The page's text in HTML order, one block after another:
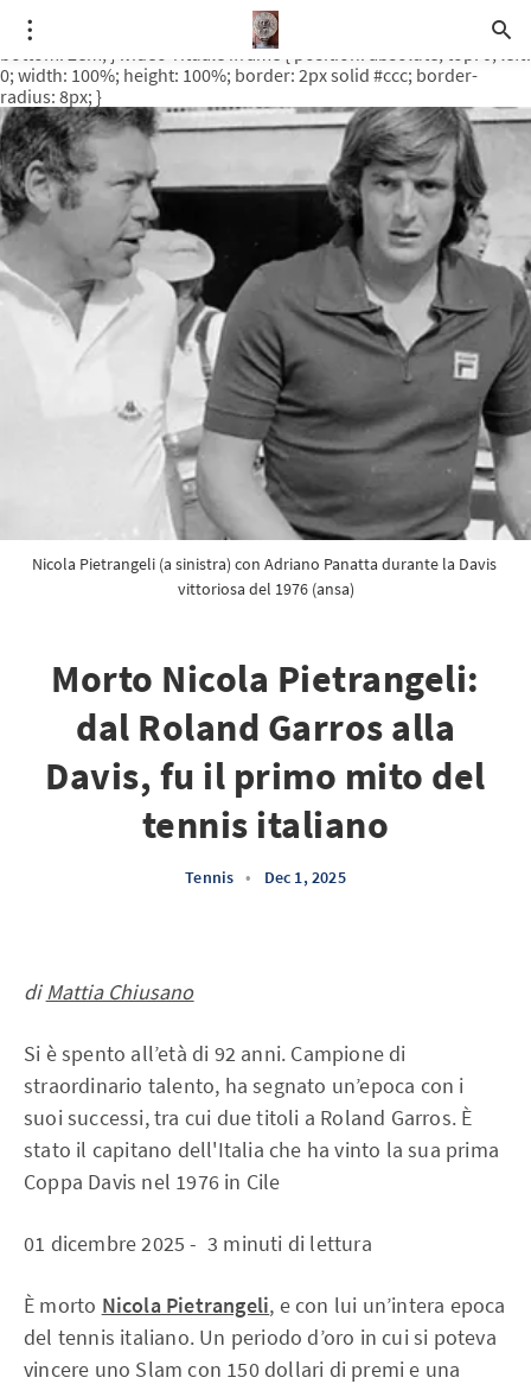
.video-rituale { position: relative; padding-bottom: 56.25%; /* 16:9
ratio */ height: 0; overflow: hidden; margin-top: 3em; margin-
bottom: 2em; } .video-rituale iframe { position: absolute; top: 0; left:
0; width: 100%; height: 100%; border: 2px solid #ccc; border-
radius: 8px; }
Nicola Pietrangeli (a sinistra) con Adriano Panatta durante la Davis
vittoriosa del 1976 (ansa)
Morto Nicola Pietrangeli:
dal Roland Garros alla
Davis, fu il primo mito del
tennis italiano
Tennis • Dec 1, 2025
diMattia Chiusano
Si è spento all’età di 92 anni. Campione di
straordinario talento, ha segnato un’epoca con i
suoi successi, tra cui due titoli a Roland Garros. È
stato il capitano dell'Italia che ha vinto la sua prima
Coppa Davis nel 1976 in Cile
01 dicembre 2025 - 3 minuti di lettura
È morto Nicola Pietrangeli, e con lui un’intera epoca
del tennis italiano. Un periodo d’oro in cui si poteva
vincere uno Slam con 150 dollari di premi e una